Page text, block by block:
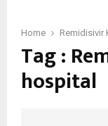
Home Remidisivir
Tag :
hospital